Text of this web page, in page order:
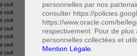
personnelles par nos
consulter https://
https://www.oracle.com/be/
respectivement. Pour de
personnelles collectées et
Mention Légale.
civil
civil
civil
civil
civil
civil
civil